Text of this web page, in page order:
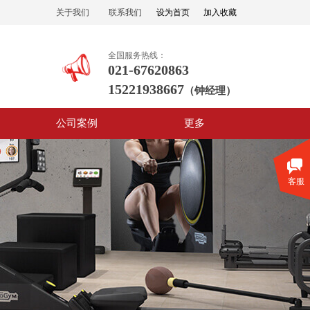
设为首页 加入收藏
联系我们
关于我们
全国服务热线：
021-67620863
15221938667 （钟经理）
公司案例 更多
客服